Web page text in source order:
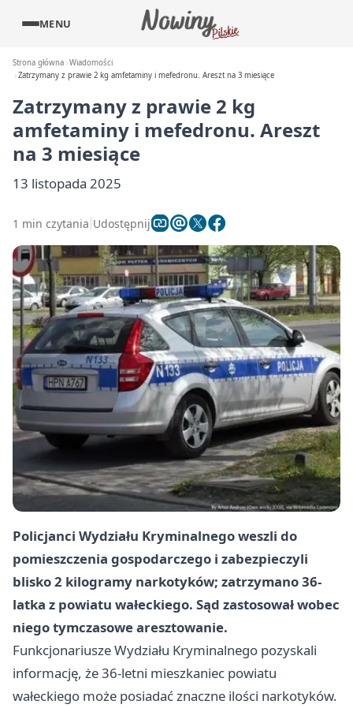
MENU
Strona główna Wiadomości
Zatrzymany z prawie 2 kg amfetaminy i mefedronu. Areszt na 3 miesiące
Zatrzymany z prawie 2 kg
amfetaminy i mefedronu. Areszt
na 3 miesiące
13 listopada 2025
1 min czytania Udostępnij
Policjanci Wydziału Kryminalnego weszli do
pomieszczenia gospodarczego i zabezpieczyli
blisko 2 kilogramy narkotyków; zatrzymano 36-
latka z powiatu wałeckiego. Sąd zastosował wobec
niego tymczasowe aresztowanie.
Funkcjonariusze Wydziału Kryminalnego pozyskali
informację, że 36‑letni mieszkaniec powiatu
wałeckiego może posiadać znaczne ilości narkotyków.